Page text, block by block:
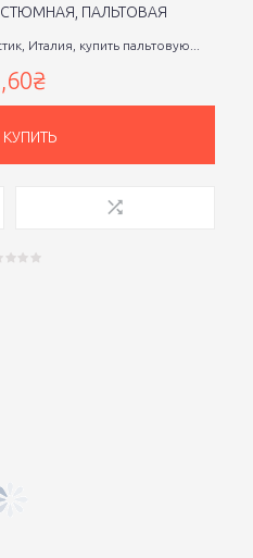
ПАЛЬТОВАЯ
Италия, купить пальтовую...
КУПИТЬ